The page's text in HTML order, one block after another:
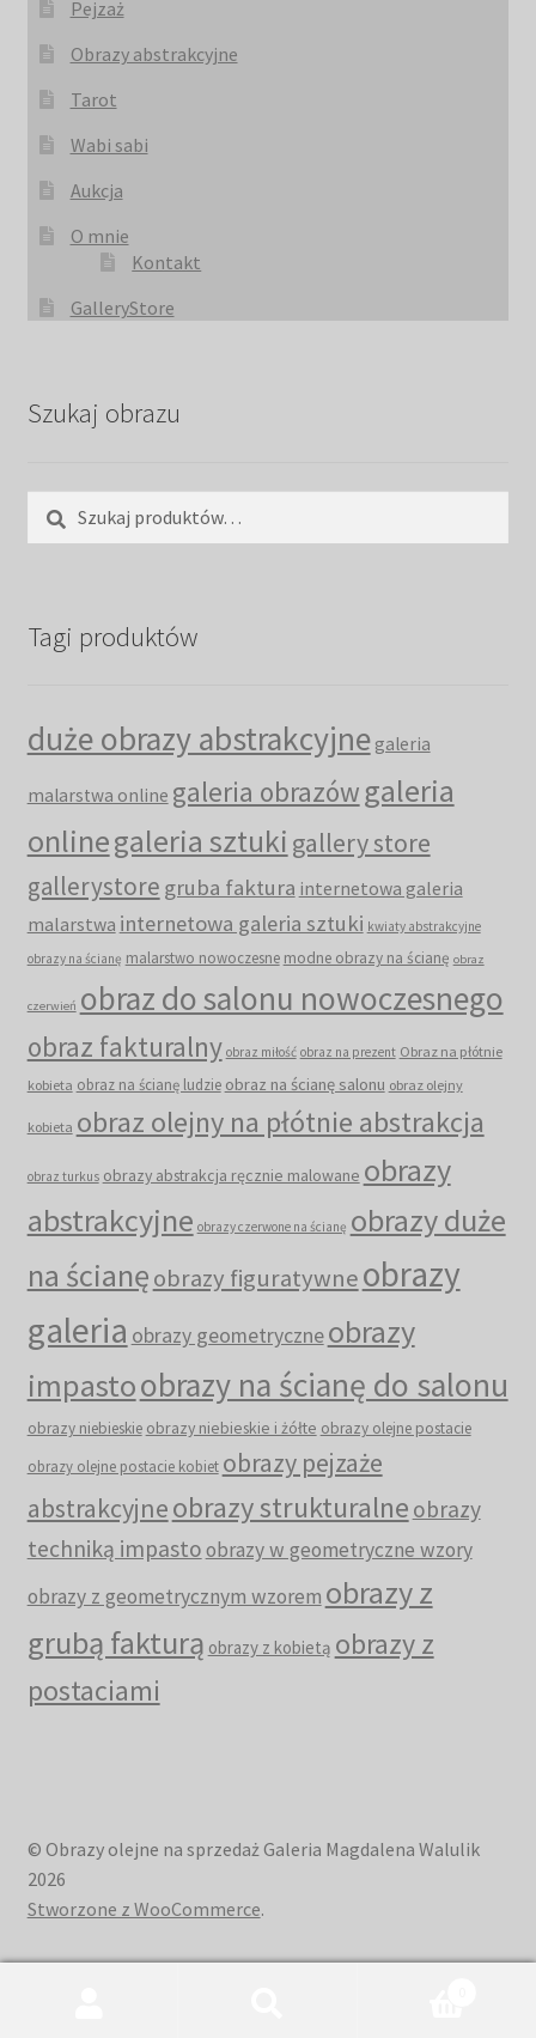
Pejzaż
Obrazy abstrakcyjne
Tarot
Wabi sabi
Aukcja
O mnie
Kontakt
GalleryStore
Szukaj obrazu
Tagi produktów
duże obrazy abstrakcyjne galeria
malarstwa online galeria obrazów galeria
onlinegaleria sztuki gallery store
gallerystore gruba faktura internetowa galeria
malarstwa internetowa galeria sztuki kwiaty abstrakcyjne
obrazy na ścianę malarstwo nowoczesne modne obrazy na ścianę obraz
czerwień obraz do salonu nowoczesnego
obraz fakturalny obraz miłość obraz na prezent Obraz na płótnie
kobieta obraz na ścianę ludzie obraz na ścianę salonu obraz olejny
kobieta obraz olejny na płótnie abstrakcja
obraz turkus obrazy abstrakcja ręcznie malowane obrazy
abstrakcyjne obrazy czerwone na ścianę obrazy duże
na ścianęobrazy figuratywneobrazy
galeria obrazy geometryczneobrazy
impastoobrazy na ścianę do salonu
obrazy niebieskie obrazy niebieskie i żółte obrazy olejne postacie
obrazy olejne postacie kobiet obrazy pejzaże
abstrakcyjneobrazy strukturalne obrazy
techniką impastoobrazy w geometryczne wzory
obrazy z geometrycznym wzorem obrazy z
grubą fakturą obrazy z kobietą obrazy z
postaciami
© Obrazy olejne na sprzedaż Galeria Magdalena Walulik
2026
Stworzone z WooCommerce.